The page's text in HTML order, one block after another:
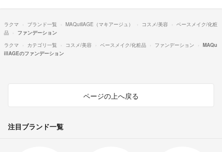
ラクマ ブランド一覧 MAQuillAGE（マキアージュ） コスメ/美容
ベースメイク/化粧
品
ファンデーション
ラクマ
カテゴリ一覧 コスメ/美容 ベースメイク/化粧品 ファンデーション
MAQu
illAGEのファンデーション
ページの上へ戻る
注目ブランド一覧